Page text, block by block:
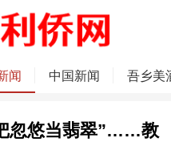
闻 中国新闻 吾乡美
忽悠当翡翠”……教